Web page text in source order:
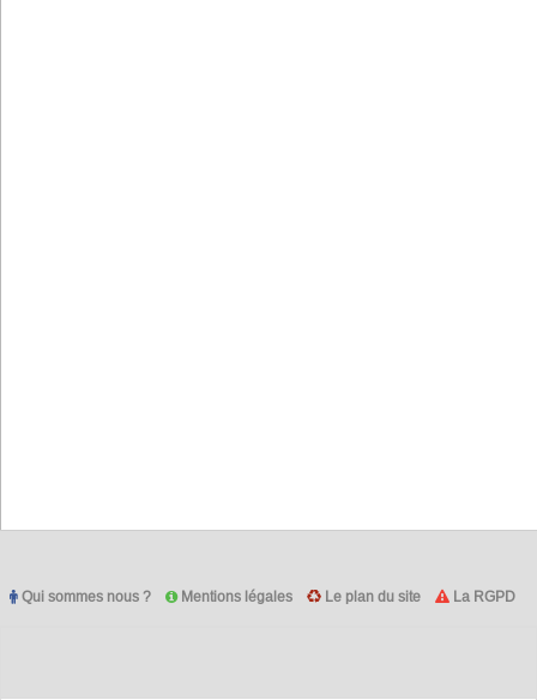
Qui sommes nous ? Mentions légales Le plan du site La RGPD